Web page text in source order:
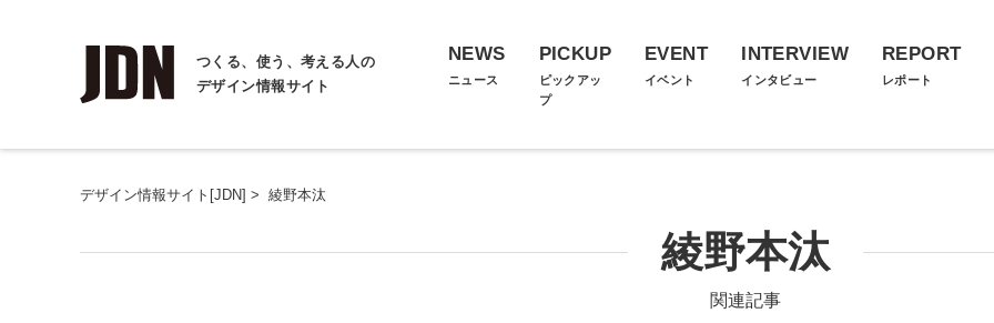
つくる、使う、考える人の
デザイン情報サイト
NEWS
ニュース
PICKUP
ピックアッ
プ
EVENT
イベント
INTERVIEW
インタビュー
REPORT
レポート
デザイン情報サイト[JDN] > 綾野本汰
綾野本汰
関連記事